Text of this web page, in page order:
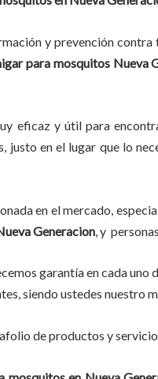
y prevención
para mosquitos Nueva
eficaz y útil para
justo en el lugar que lo
en el mercado,
Generacion , y
garantía en cada
siendo ustedes nuestro
de productos y